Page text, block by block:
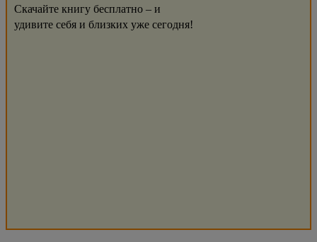
Скачайте книгу бесплатно – и
удивите себя и близких уже сегодня!